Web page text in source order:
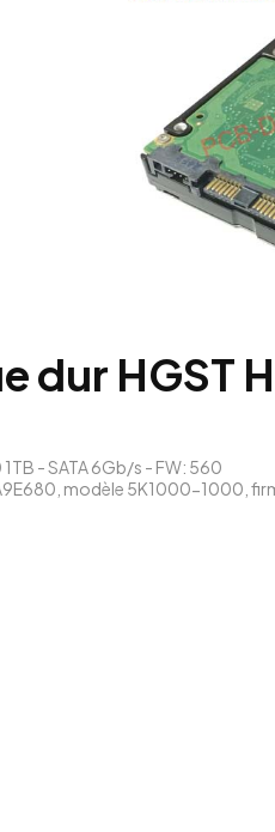
dur HGST
- SATA 6Gb/s - FW: 560
modèle 5K1000-1000,